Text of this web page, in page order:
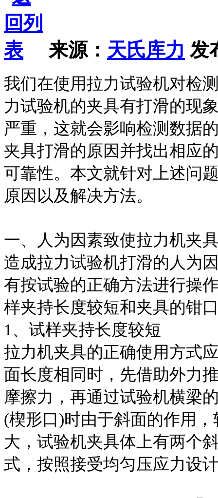
来源： 天氏库力 发
我们在使用拉力试验机对检
力试验机的夹具有打滑的现
严重，这就会影响检测数据
夹具打滑的原因并找出相应
可靠性。本文就针对上述问
原因以及解决方法。
一、人为因素致使拉力机夹
造成拉力试验机打滑的人为
有按试验的正确方法进行操
样夹持长度较短和夹具的钳
1、试样夹持长度较短
拉力机夹具的正确使用方式
面长度相同时，先借助外力
摩擦力，再通过试验机横梁
(楔形口)时由于斜面的作用
大，试验机夹具体上有两个
式，按照接受均匀压应力设